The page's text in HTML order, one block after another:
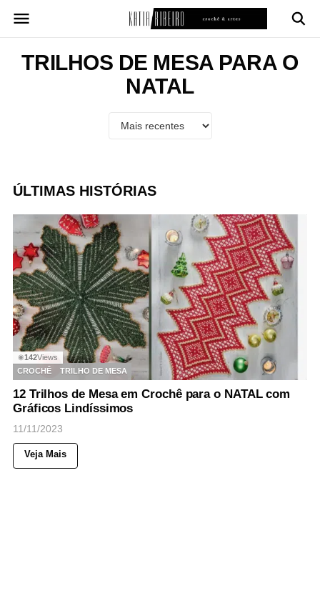
para
conteúdoTRILHOS DE MESA PARA O
NATAL
ÚLTIMAS HISTÓRIAS
◉142Views
CROCHÊ
TRILHO DE MESA
12 Trilhos de Mesa em Crochê para o NATAL com
Gráficos Lindíssimos
11/11/2023
Veja Mais